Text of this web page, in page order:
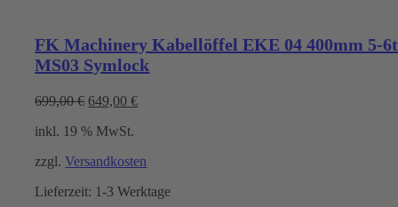
FK Machinery Kabellöffel EKE 04 400mm 5-6t
MS03 Symlock
699,00€ Ursprünglicher
war:
649,00€Aktueller
inkl. 19 % MwSt.
zzgl.Versandkosten
Lieferzeit: 1-3 Werktage